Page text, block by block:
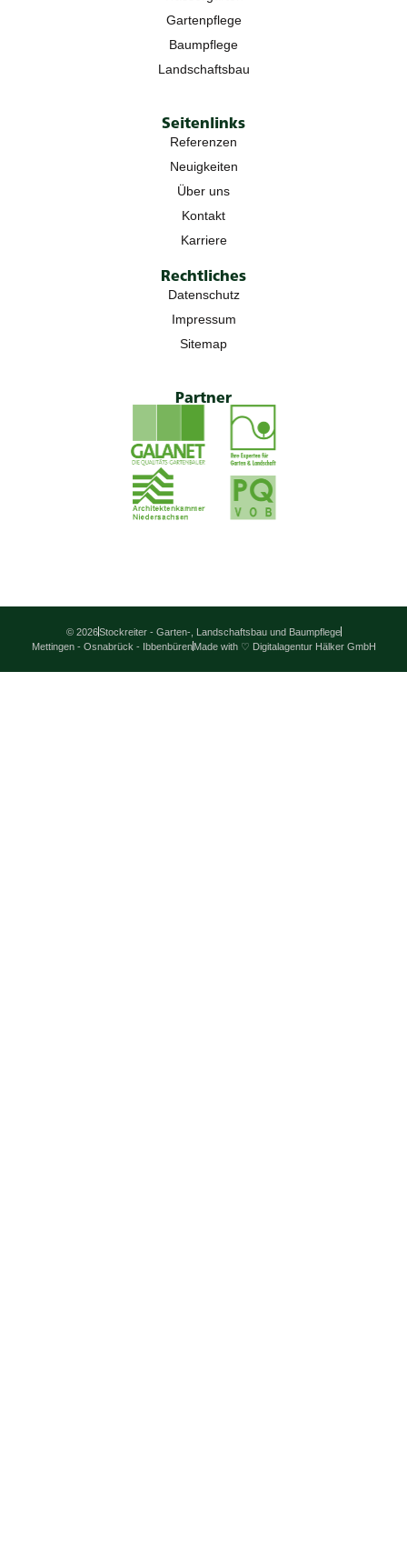
Gartenpflege
Baumpflege
Landschaftsbau
Seitenlinks
Referenzen
Neuigkeiten
Über uns
Kontakt
Karriere
Rechtliches
Datenschutz
Impressum
Sitemap
Partner
© 2026Stockreiter - Garten-, Landschaftsbau und Baumpflege
Mettingen - Osnabrück - Ibbenbüren Made with ♡ Digitalagentur Hälker GmbH